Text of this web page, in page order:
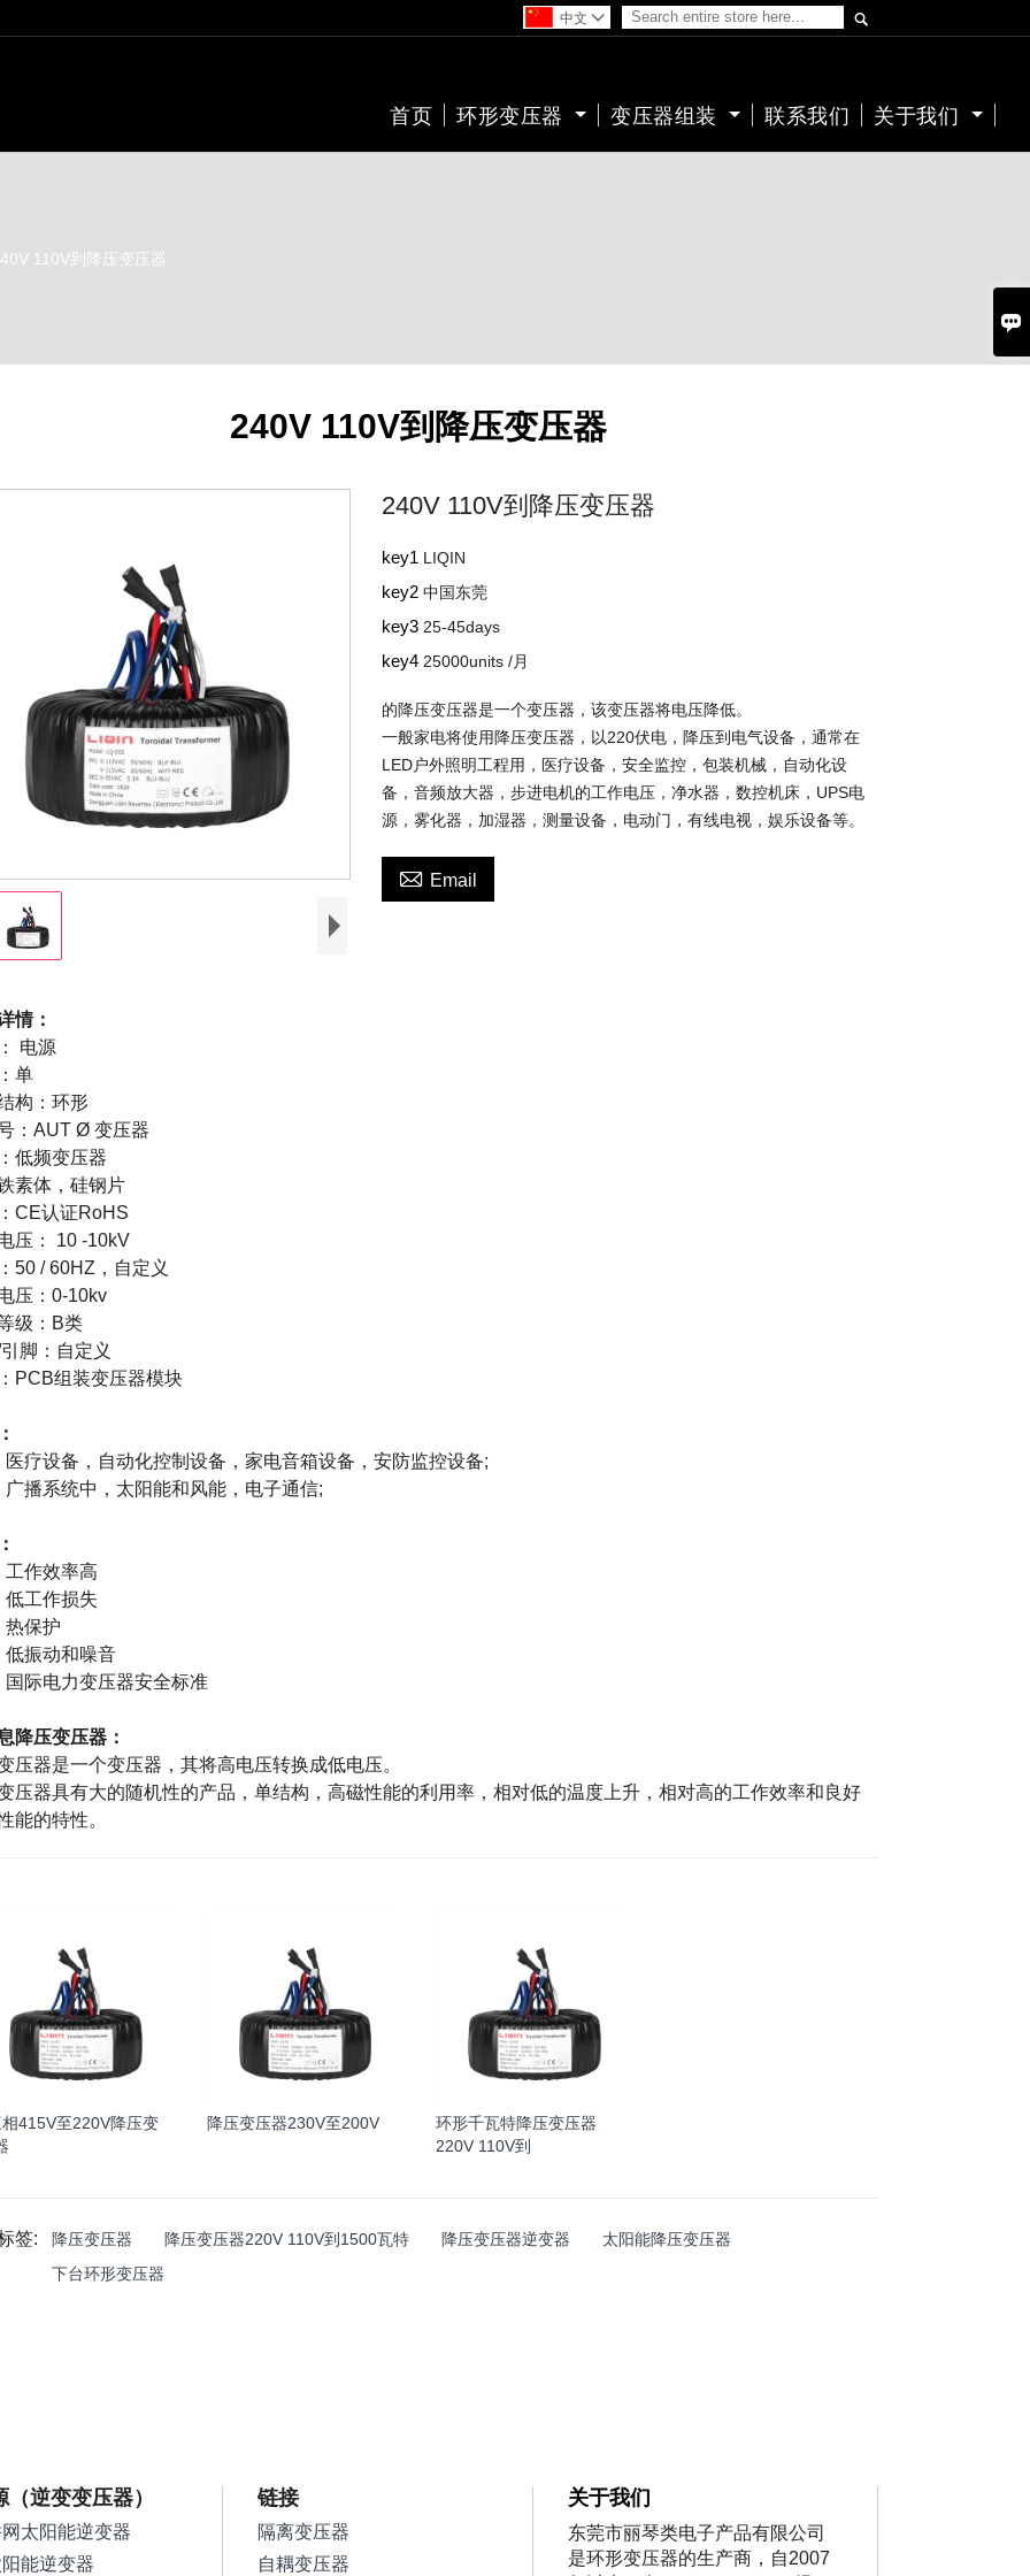


中文 
首页 环形变压器 变压器组装 联系我们 关于我们
110V到降压变压器
240V 110V到降压变压器
240V 110V到降压变压器
key1 LIQIN
key2中国东莞
key325-45days
key425000units /月
的降压变压器是一个变压器，该变压器将电压降低。
一般家电将使用降压变压器，以220伏电，降压到电气设备，通常在
LED户外照明工程用，医疗设备，安全监控，包装机械，自动化设
备，音频放大器，步进电机的工作电压，净水器，数控机床，UPS电
源，雾化器，加湿器，测量设备，电动门，有线电视，娱乐设备等。
 Email
情：
电源
单
构： 环形
： AUT Ø 变压器
低频变压器
素体，硅钢片
CE认证RoHS
压：
10 -10kV
50 / 60HZ，自定义
压： 0-10kv
级： B类
脚： 自定义
PCB组装变压器模块
医疗设备，自动化控制设备，家电音箱设备，安防监控设备;
广播系统中，太阳能和风能，电子通信;
工作效率高
低工作损失
热保护
低振动和噪音
国际电力变压器安全标准
降压变压器：
压器是一个变压器，其将高电压转换成低电压。
压器具有大的随机性的产品，单结构，高磁性能的利用率，相对低的温度上升，相对高的工作效率和良好
能的特性。
415V至220V降压变
降压变压器230V至200V
环形千瓦特降压变压器
220V 110V到
签: 降压变压器 降压变压器220V 110V到1500瓦特 降压变压器逆变器
太阳能降压变压器
下台环形变压器
（逆变变压器）
太阳能逆变器
能逆变器
链接
隔离变压器
自耦变压器
关于我们
东莞市丽琴类电子产品有限公司
是环形变压器的生产商，自2007